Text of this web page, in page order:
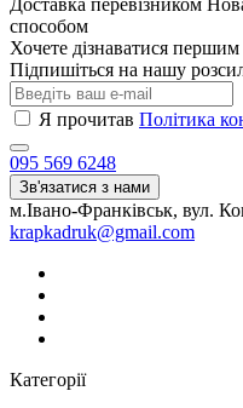
Доставка перевізником
способом
Хочете дізнаватися першим
Підпишіться на нашу
Я прочитав Політика
095 569 6248
Зв'язатися з нами
м.Івано-Франківськ, вул.
krapkadruk@gmail.com
Категорії